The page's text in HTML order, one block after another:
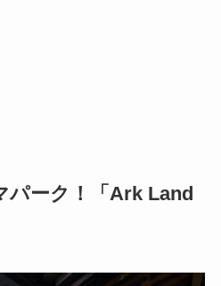
パーク！「Ark Land